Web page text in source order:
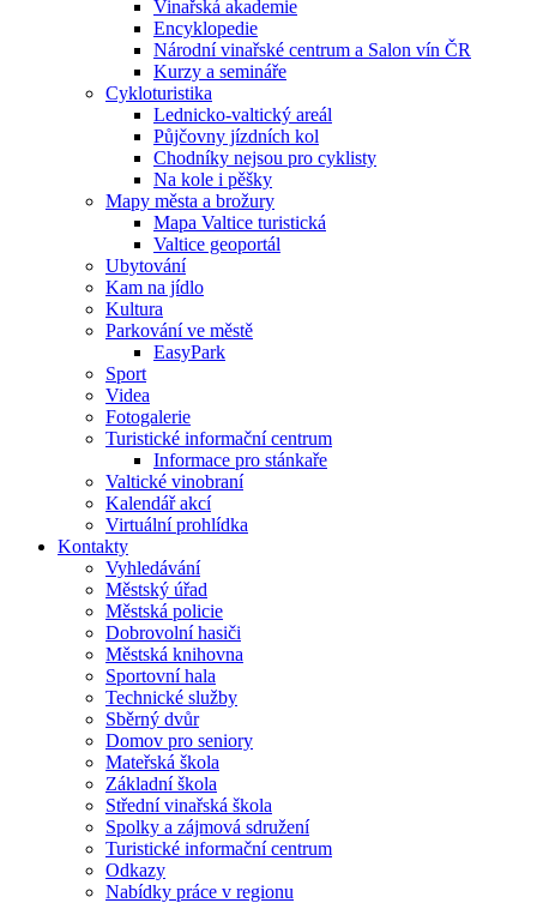
Vinařská akademie
Encyklopedie
Národní vinařské centrum a Salon vín ČR
Kurzy a semináře
Cykloturistika
Lednicko-valtický areál
Půjčovny jízdních kol
Chodníky nejsou pro cyklisty
Na kole i pěšky
Mapy města a brožury
Mapa Valtice turistická
Valtice geoportál
Ubytování
Kam na jídlo
Kultura
Parkování ve městě
EasyPark
Sport
Videa
Fotogalerie
Turistické informační centrum
Informace pro stánkaře
Valtické vinobraní
Kalendář akcí
Virtuální prohlídka
Kontakty
Vyhledávání
Městský úřad
Městská policie
Dobrovolní hasiči
Městská knihovna
Sportovní hala
Technické služby
Sběrný dvůr
Domov pro seniory
Mateřská škola
Základní škola
Střední vinařská škola
Spolky a zájmová sdružení
Turistické informační centrum
Odkazy
Nabídky práce v regionu